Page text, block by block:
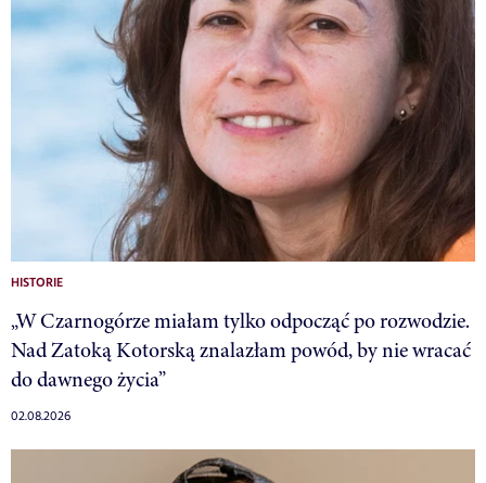
HISTORIE
„W Czarnogórze miałam tylko odpocząć po rozwodzie.
Nad Zatoką Kotorską znalazłam powód, by nie wracać
do dawnego życia”
02.08.2026